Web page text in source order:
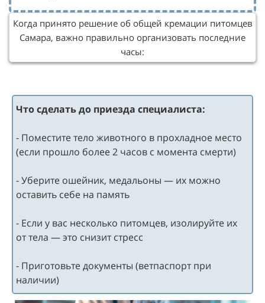
Когда принято решение об общей кремации питомцев
Самара, важно правильно организовать последние
часы:
Что сделать до приезда специалиста:
- Поместите тело животного в прохладное место
(если прошло более 2 часов с момента смерти)
- Уберите ошейник, медальоны — их можно
оставить себе на память
- Если у вас несколько питомцев, изолируйте их
от тела — это снизит стресс
- Приготовьте документы (ветпаспорт при
наличии)